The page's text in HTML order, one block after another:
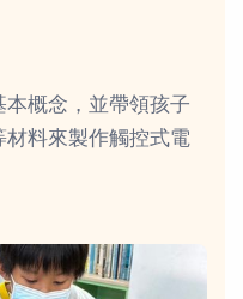
概念，並帶領孩子
料來製作觸控式電